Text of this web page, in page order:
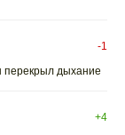
-1
перекрыл дыхание
+4